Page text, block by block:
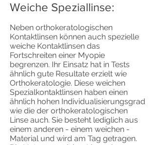
Weiche Speziallinse:
Neben orthokeratologischen
Kontaktlinsen können auch spezielle
weiche Kontaktlinsen das
Fortschreiten einer Myopie
begrenzen. Ihr Einsatz hat in Tests
ähnlich gute Resultate erzielt wie
Orthokeratologie. Diese weichen
Spezialkontaktlinsen haben einen
ähnlich hohen Individualisierungsgrad
wie die der orthokeratologischen
Linse auch. Sie besteht lediglich aus
einem anderen - einem weichen -
Material und wird am Tag getragen.